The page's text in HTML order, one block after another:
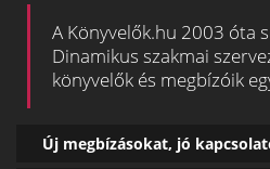
A Könyvelők.hu 2003 óta
Dinamikus szakmai
könyvelők és megbízóik
Új megbízásokat, jó